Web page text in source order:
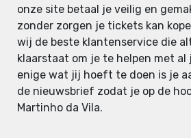
onze site betaal je veilig en
zonder zorgen je tickets kan
wij de beste klantenservice die
klaarstaat om je te helpen met al
enige wat jij hoeft te doen is je
de nieuwsbrief zodat je op de
Martinho da Vila.